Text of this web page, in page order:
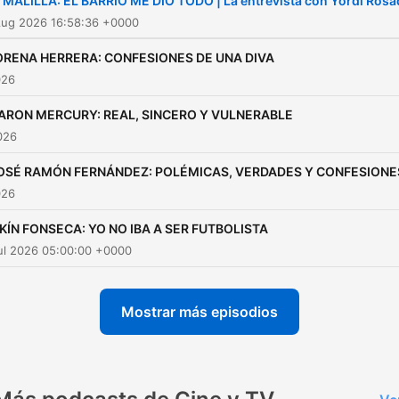
2026 16:58:36 +0000
HERRERA: CONFESIONES DE UNA DIVA
MERCURY: REAL, SINCERO Y VULNERABLE
RAMÓN FERNÁNDEZ: POLÉMICAS, VERDADES Y
FONSECA: YO NO IBA A SER FUTBOLISTA
2026 05:00:00 +0000
Mostrar más episodios